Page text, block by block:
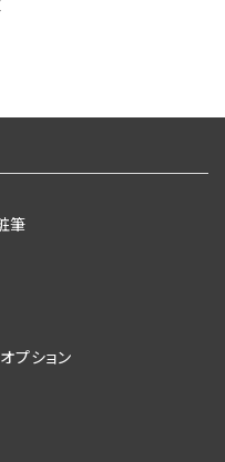
筆
プション